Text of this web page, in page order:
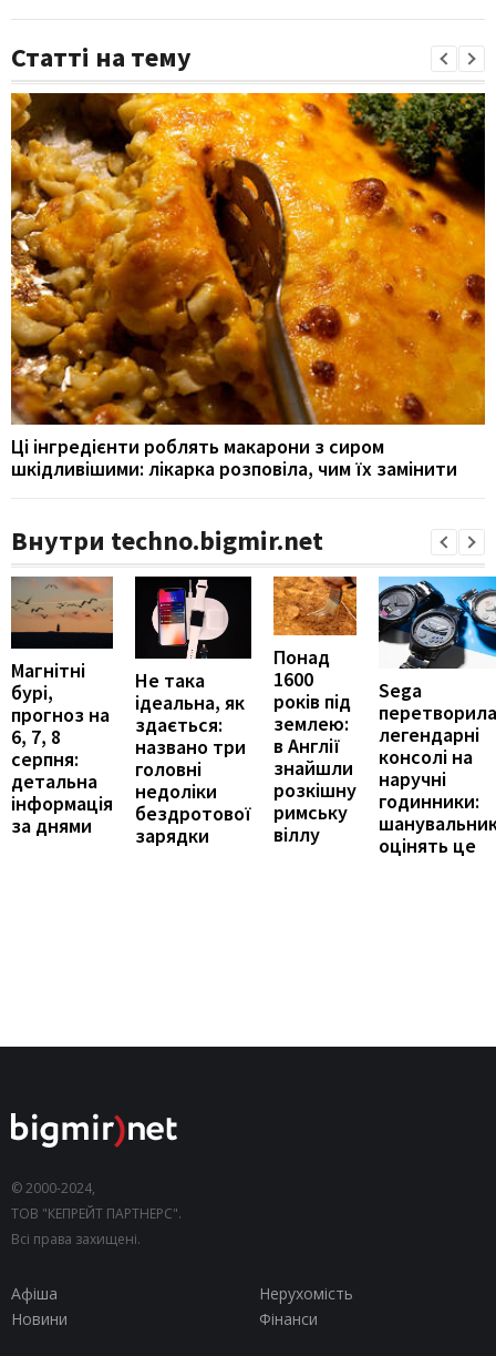
Статті на тему
Ці інгредієнти роблять макарони з сиром
шкідливішими: лікарка розповіла, чим їх замінити
Внутри techno.bigmir.net
Магнітні
бурі,
прогноз на
6, 7, 8
серпня:
детальна
інформація
за днями
Не така
ідеальна, як
здається:
названо три
головні
недоліки
бездротової
зарядки
Понад
1600
років під
землею:
в Англії
знайшли
розкішну
римську
віллу
Sega
перетворила
легендарні
консолі на
наручні
годинники:
оцінять це
© 2000-2024,
ТОВ "КЕПРЕЙТ ПАРТНЕРС".
Всі права захищені.
Афіша
Нерухомість
Новини
Фінанси